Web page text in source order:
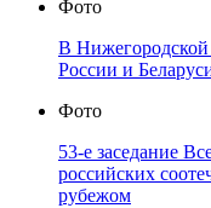
Фото
В
России и
Фото
53-е заседание
российских
рубежом